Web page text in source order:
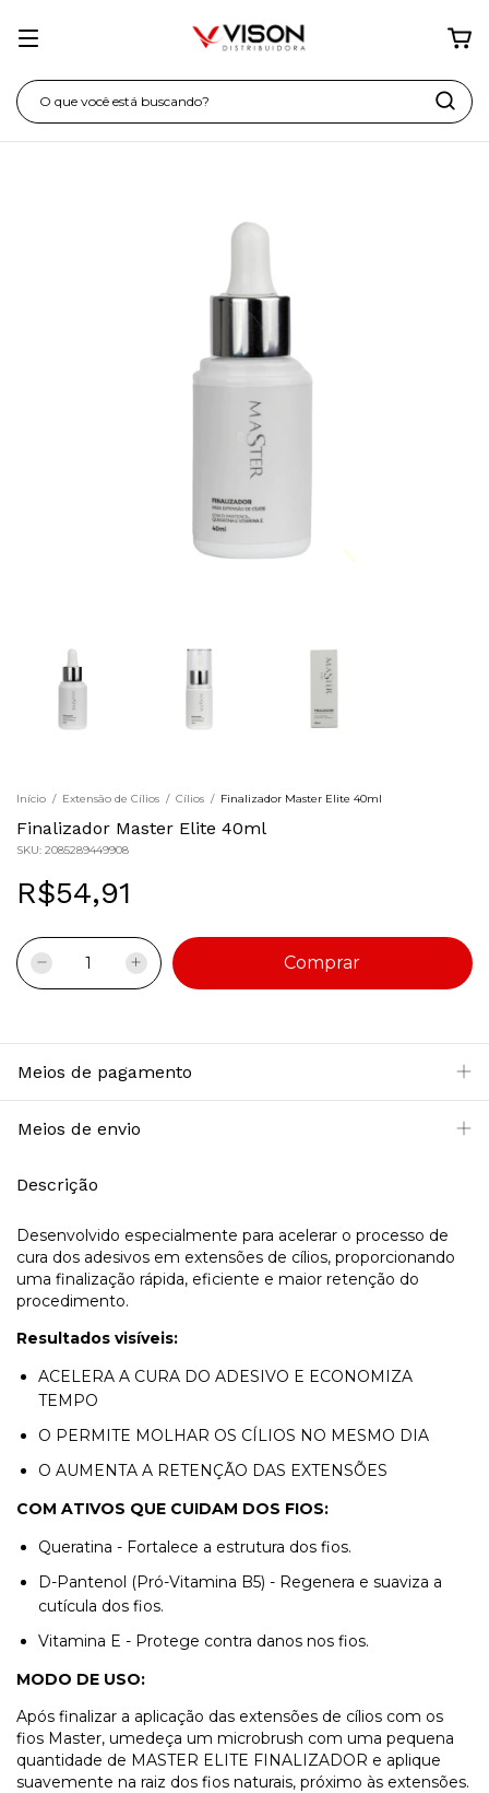
Início / Extensão de Cílios / Cílios / Finalizador Master Elite 40ml
Finalizador Master Elite 40ml
SKU: 2085289449908
R$54,91
Meios de pagamento
Meios de envio
Descrição
Desenvolvido especialmente para acelerar o processo de
cura dos adesivos em extensões de cílios, proporcionando
uma finalização rápida, eficiente e maior retenção do
procedimento.
Resultados visíveis:
ACELERA A CURA DO ADESIVO E ECONOMIZA
TEMPO
O PERMITE MOLHAR OS CÍLIOS NO MESMO DIA
O AUMENTA A RETENÇÃO DAS EXTENSÕES
COM ATIVOS QUE CUIDAM DOS FIOS:
Queratina - Fortalece a estrutura dos fios.
D-Pantenol (Pró-Vitamina B5) - Regenera e suaviza a
cutícula dos fios.
Vitamina E - Protege contra danos nos fios.
MODO DE USO:
Após finalizar a aplicação das extensões de cílios com os
fios Master, umedeça um microbrush com uma pequena
quantidade de MASTER ELITE FINALIZADOR e aplique
suavemente na raiz dos fios naturais, próximo às extensões.